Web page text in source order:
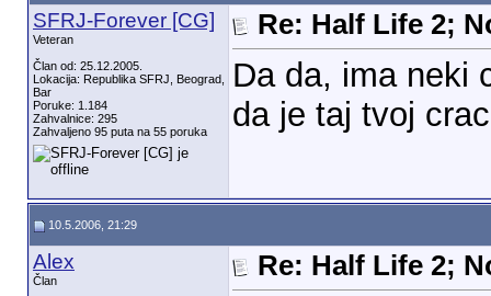
SFRJ-Forever [CG]
Veteran
Član od: 25.12.2005.
Lokacija: Republika SFRJ, Beograd,
Bar
Poruke: 1.184
Zahvalnice: 295
Zahvaljeno 95 puta na 55 poruka
Re: Half Life 2;
Da da, ima neki
da je taj tvoj
10.5.2006, 21:29
Alex
Član
Re: Half Life 2;